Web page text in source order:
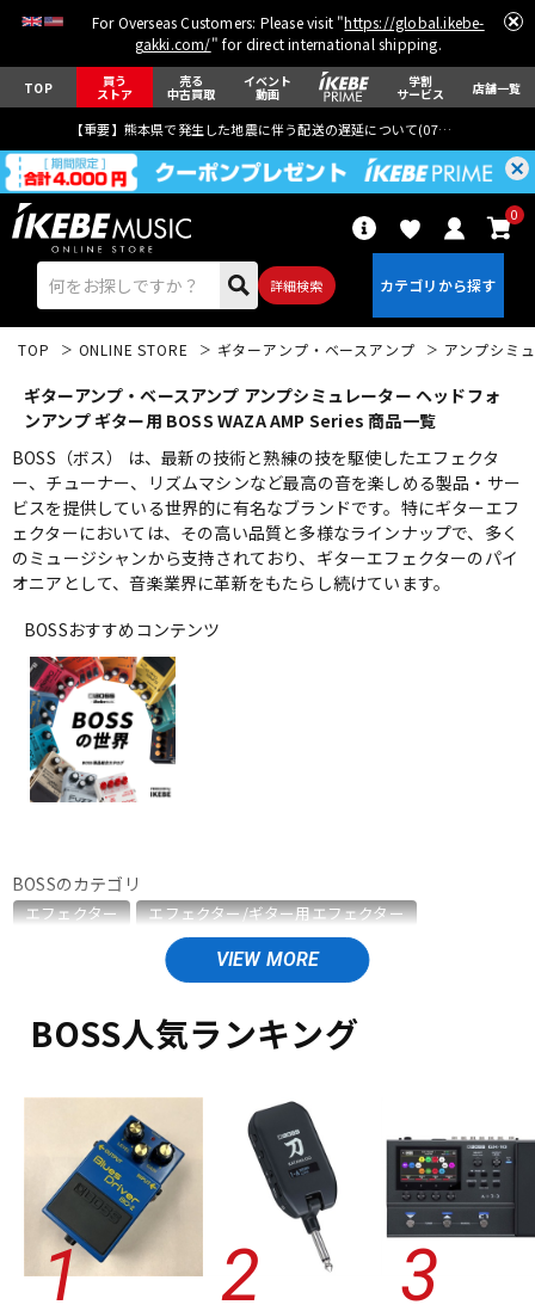
For Overseas Customers: Please visit "https://global.ikebe-
gakki.com/" for direct international shipping.
TOP 買う
ストア
売る
中古買取
イベント
動画
学割
サービス 店舗一覧
【重要】熊本県で発生した地震に伴う配送の遅延について(07月29日
詳細検索
0
エレキギター アコギ/エレアコ
ベース ウクレレ
ドラム
キーボード
アンプ エフェクター
配信/ライブ機器 楽器アクセサリ
中古 ヴィンテージ
TOP ONLINE STORE ギターアンプ・ベースアンプ アンプシミ
ギターアンプ・ベースアンプ アンプシミュレーター ヘッドフォ
ンアンプ ギター用 BOSS WAZA AMP Series 商品一覧
BOSS（ボス） は、最新の技術と熟練の技を駆使したエフェクタ
ー、チューナー、リズムマシンなど最高の音を楽しめる製品・サー
ビスを提供している世界的に有名なブランドです。特にギターエフ
ェクターにおいては、その高い品質と多様なラインナップで、多く
のミュージシャンから支持されており、ギターエフェクターのパイ
オニアとして、音楽業界に革新をもたらし続けています。
BOSSおすすめコンテンツ
BOSSのカテゴリ
エフェクター
エフェクター/ギター用エフェクター
エフェクター/ベース用エフェクター
エフェクター/エレアコ用エフェクター
エフェクター/ラインセレクター・フットスイッチ
エフェクター/ワイヤレスシステム
エフェクター/電源周辺機器
シンセサイザー・電子楽器
ギターアンプ・ベースアンプ
レコーディング
配信機器・ライブ機器
楽器アクセサリ
ユーズド
ヴィンテージ ALL
BOSS人気ランキング